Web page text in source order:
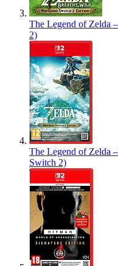
The Legend of Zelda
2)
The Legend of Zelda
Switch 2)